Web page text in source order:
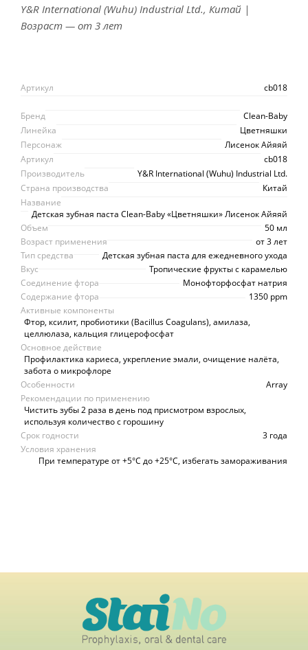
Y&R International (Wuhu) Industrial Ltd., Китай |
Возраст — от 3 лет
Артикул cb018
Бренд
Clean-Baby
Линейка
Цветняшки
Персонаж
Лисенок Айяяй
Артикул
cb018
Производитель
Y&R International (Wuhu) Industrial Ltd.
Страна производства
Китай
Название
Детская зубная паста Clean-Baby «Цветняшки» Лисенок Айяяй
Объем
50 мл
Возраст применения
от 3 лет
Тип средства
Детская зубная паста для ежедневного ухода
Вкус
Тропические фрукты с карамелью
Соединение фтора
Монофторфосфат натрия
Содержание фтора
1350 ppm
Активные компоненты
Фтор, ксилит, пробиотики (Bacillus Coagulans), амилаза,
целлюлаза, кальция глицерофосфат
Основное действие
Профилактика кариеса, укрепление эмали, очищение налёта,
забота о микрофлоре
Особенности
Array
Рекомендации по применению
Чистить зубы 2 раза в день под присмотром взрослых,
используя количество с горошину
Срок годности
3 года
Условия хранения
При температуре от +5°C до +25°C, избегать замораживания